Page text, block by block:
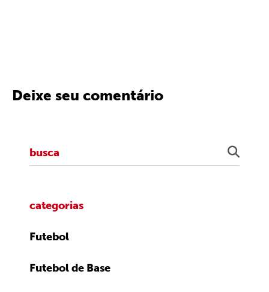
Deixe seu comentário
categorias
Futebol
Futebol de Base